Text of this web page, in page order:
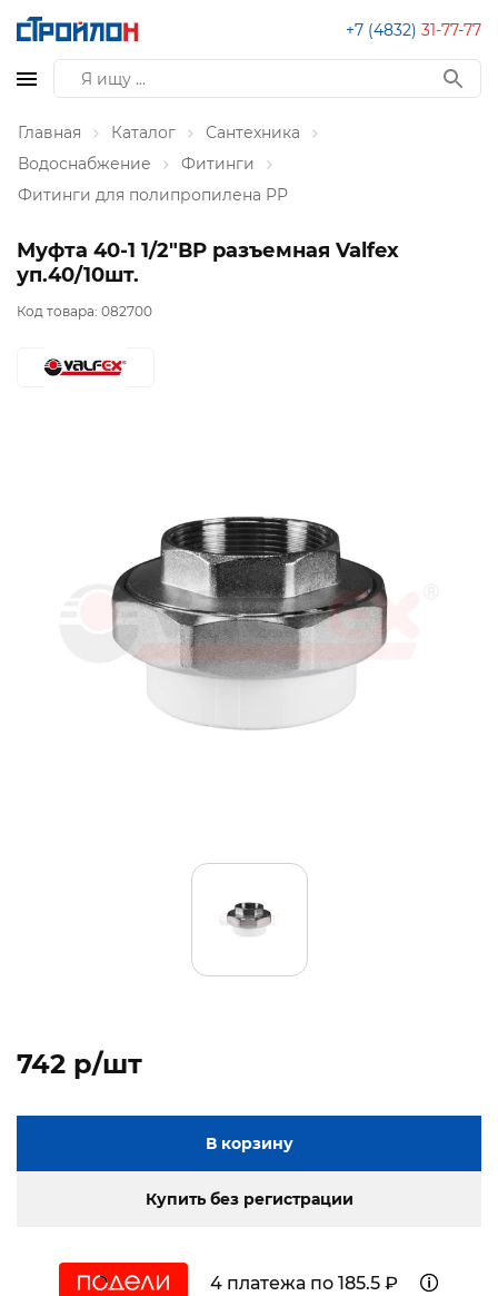
+7 (4832) 31-77-77
Главная Каталог
Сантехника
Водоснабжение
Фитинги
Фитинги для полипропилена PP
Муфта 40-1 1/2"ВР разъемная Valfex
уп.40/10шт.
Код товара: 082700
742 p/шт
В корзину
Купить без регистрации
4 платежа по 185.5 ₽